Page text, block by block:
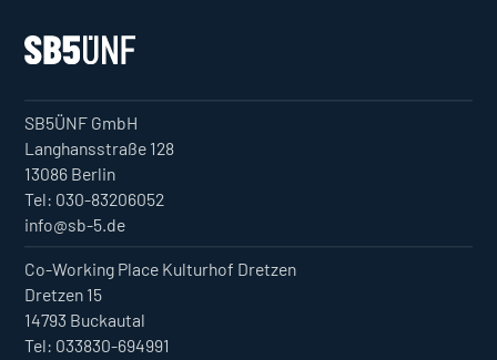
SB5ÜNF GmbH
Langhansstraße 128
13086 Berlin
Tel: 030-83206052
info@sb-5.de
Co-Working Place Kulturhof Dretzen
Dretzen 15
14793 Buckautal
Tel: 033830-694991